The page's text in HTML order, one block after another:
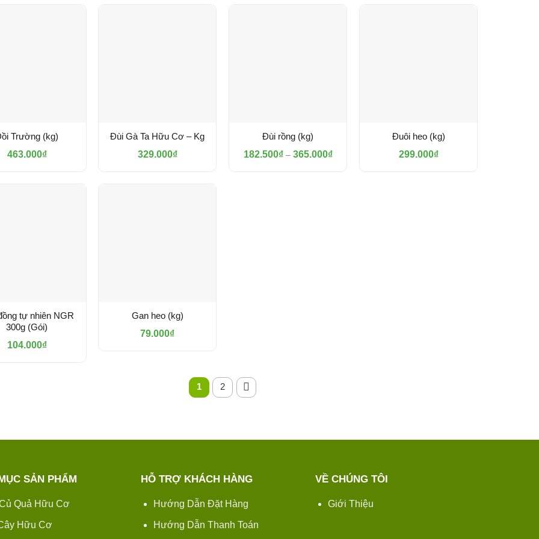
Trường (kg)
463.000₫
Đùi Gà Ta Hữu Cơ – Kg
329.000₫
Đùi rồng (kg)
182.500₫ – 365.000₫Khoảng
Đuôi heo (kg)
299.000₫
tự nhiên NGR
300g (Gói)
104.000₫
Gan heo (kg)
79.000₫
1 2
SẢN PHẨM
Quả Hữu Cơ
Hữu Cơ
HỖ TRỢ KHÁCH HÀNG
Hướng Dẫn Đặt Hàng
Hướng Dẫn Thanh Toán
VỀ CHÚNG TÔI
Giới Thiệu